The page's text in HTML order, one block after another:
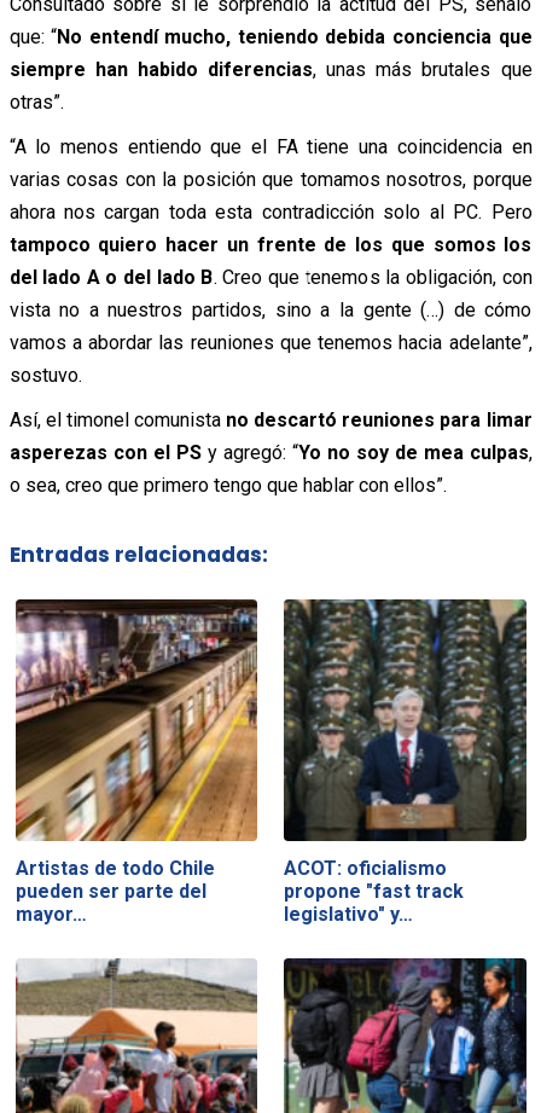
que: “No entendí mucho, teniendo debida conciencia que
siempre han habido diferencias, unas más brutales que
otras”.
“A lo menos entiendo que el FA tiene una coincidencia en
varias cosas con la posición que tomamos nosotros, porque
ahora nos cargan toda esta contradicción solo al PC. Pero
tampoco quiero hacer un frente de los que somos los
del lado A o del lado B. Creo que tenemos la obligación, con
vista no a nuestros partidos, sino a la gente (…) de cómo
vamos a abordar las reuniones que tenemos hacia adelante”,
sostuvo.
Así, el timonel comunista no descartó reuniones para limar
asperezas con el PSy agregó: “Yo no soy de mea culpas,
o sea, creo que primero tengo que hablar con ellos”.
Entradas relacionadas:
Artistas de todo Chile
pueden ser parte del
mayor…
ACOT: oficialismo
propone "fast track
legislativo" y…